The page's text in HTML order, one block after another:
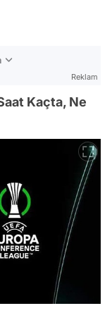
Reklam
Kaçta, Ne